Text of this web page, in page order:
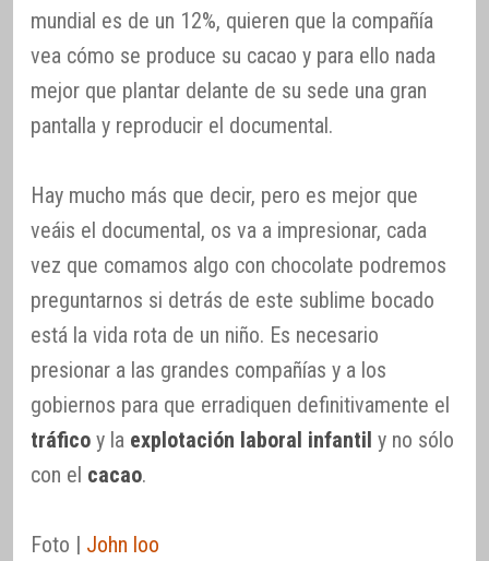
mundial es de un 12%, quieren que la compañía
vea cómo se produce su cacao y para ello nada
mejor que plantar delante de su sede una gran
pantalla y reproducir el documental.
Hay mucho más que decir, pero es mejor que
veáis el documental, os va a impresionar, cada
vez que comamos algo con chocolate podremos
preguntarnos si detrás de este sublime bocado
está la vida rota de un niño. Es necesario
presionar a las grandes compañías y a los
gobiernos para que erradiquen definitivamente el
tráfico y la explotación laboral infantil y no sólo
con el cacao.
Foto | John loo